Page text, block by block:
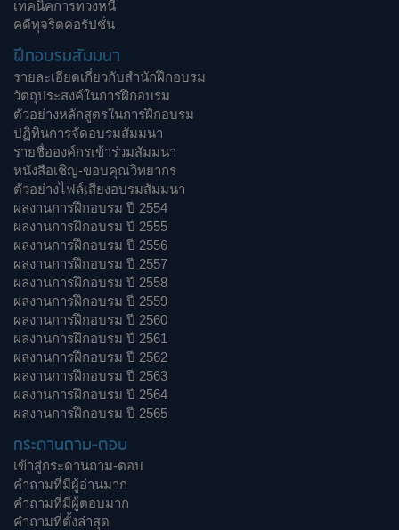
เทคนิคการทวงหนี้
คดีทุจริตคอรัปชั่น
ฝึกอบรมสัมมนา
รายละเอียดเกี่ยวกับสำนักฝึกอบรม
วัตถุประสงค์ในการฝึกอบรม
ตัวอย่างหลักสูตรในการฝึกอบรม
ปฏิทินการจัดอบรมสัมมนา
รายชื่อองค์กรเข้าร่วมสัมมนา
หนังสือเชิญ-ขอบคุณวิทยากร
ตัวอย่างไฟล์เสียงอบรมสัมมนา
ผลงานการฝึกอบรม ปี 2554
ผลงานการฝึกอบรม ปี 2555
ผลงานการฝึกอบรม ปี 2556
ผลงานการฝึกอบรม ปี 2557
ผลงานการฝึกอบรม ปี 2558
ผลงานการฝึกอบรม ปี 2559
ผลงานการฝึกอบรม ปี 2560
ผลงานการฝึกอบรม ปี 2561
ผลงานการฝึกอบรม ปี 2562
ผลงานการฝึกอบรม ปี 2563
ผลงานการฝึกอบรม ปี 2564
ผลงานการฝึกอบรม ปี 2565
กระดานถาม-ตอบ
เข้าสู่กระดานถาม-ตอบ
คำถามที่มีผู้อ่านมาก
คำถามที่มีผู้ตอบมาก
คำถามที่ตั้งล่าสุด